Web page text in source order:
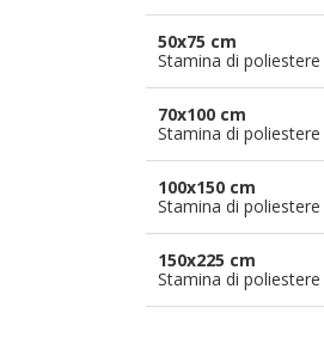
50x75 cm
Stamina di poliestere
70x100 cm
Stamina di poliestere
100x150 cm
Stamina di poliestere
150x225 cm
Stamina di poliestere